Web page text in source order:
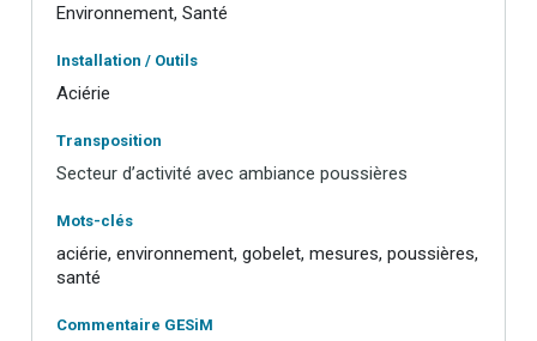
Environnement, Santé
Installation / Outils
Aciérie
Transposition
Secteur d’activité avec ambiance poussières
Mots-clés
aciérie, environnement, gobelet, mesures, poussières,
santé
Commentaire GESiM